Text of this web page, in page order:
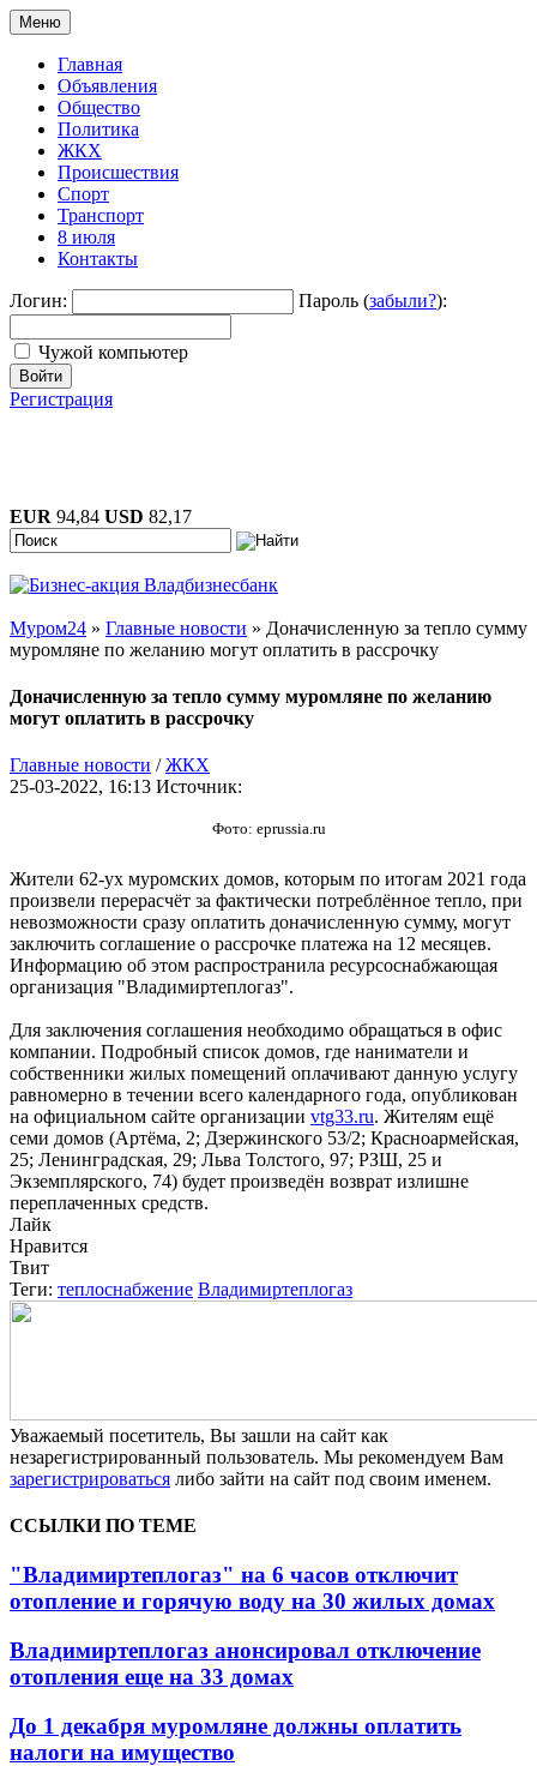
Меню
Главная
Объявления
Общество
Политика
ЖКХ
Происшествия
Спорт
Транспорт
8 июля
Контакты
Логин: Пароль (забыли?):
Чужой компьютер
Войти
Регистрация
EUR 94,84 USD 82,17
Муром24 » Главные новости » Доначисленную за тепло сумму
муромляне по желанию могут оплатить в рассрочку
Доначисленную за тепло сумму муромляне по желанию
могут оплатить в рассрочку
Главные новости /ЖКХ
25-03-2022, 16:13 Источник:
Фото: eprussia.ru
Жители 62-ух муромских домов, которым по итогам 2021 года
произвели перерасчёт за фактически потреблённое тепло, при
невозможности сразу оплатить доначисленную сумму, могут
заключить соглашение о рассрочке платежа на 12 месяцев.
Информацию об этом распространила ресурсоснабжающая
организация "Владимиртеплогаз".
Для заключения соглашения необходимо обращаться в офис
компании. Подробный список домов, где наниматели и
собственники жилых помещений оплачивают данную услугу
равномерно в течении всего календарного года, опубликован
на официальном сайте организации vtg33.ru. Жителям ещё
семи домов (Артёма, 2; Дзержинского 53/2; Красноармейская,
25; Ленинградская, 29; Льва Толстого, 97; РЗШ, 25 и
Экземплярского, 74) будет произведён возврат излишне
переплаченных средств.
Лайк
Нравится
Твит
Теги: теплоснабжение Владимиртеплогаз
Уважаемый посетитель, Вы зашли на сайт как
незарегистрированный пользователь. Мы рекомендуем Вам
зарегистрироваться либо зайти на сайт под своим именем.
ССЫЛКИ ПО ТЕМЕ
"Владимиртеплогаз" на 6 часов отключит
отопление и горячую воду на 30 жилых домах
Владимиртеплогаз анонсировал отключение
отопления еще на 33 домах
До 1 декабря муромляне должны оплатить
налоги на имущество